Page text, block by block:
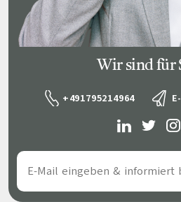
Wir sind für
+491795214964